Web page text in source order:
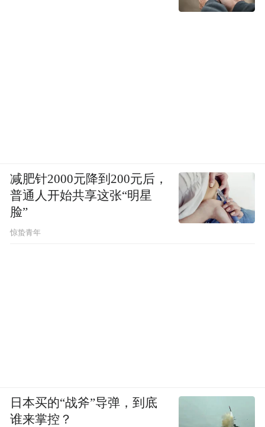
减肥针2000元降到200元后，
普通人开始共享这张“明星
脸”
惊蛰青年
日本买的“战斧”导弹，到底
谁来掌控？